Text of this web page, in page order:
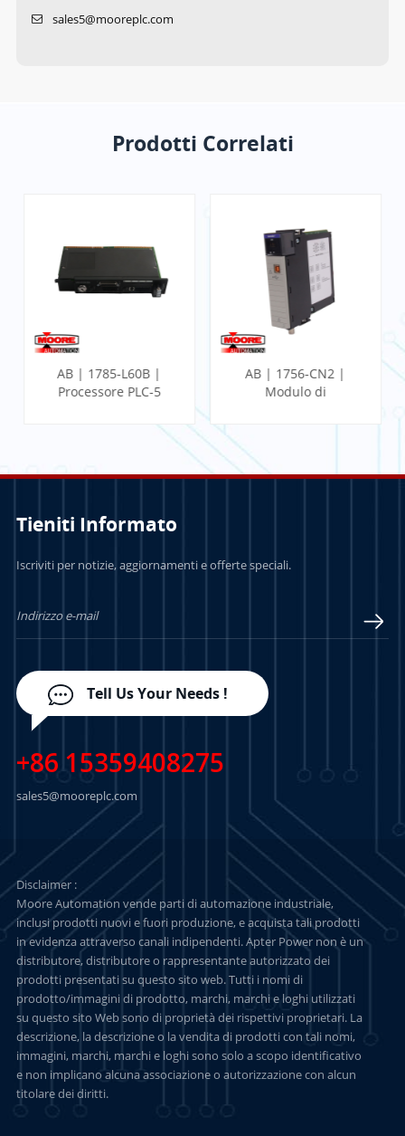
sales5@mooreplc.com
Prodotti Correlati
AB | 1785-L60B |
Processore PLC-5
AB | 1756-CN2 |
Modulo di
Tieniti Informato
Iscriviti per notizie, aggiornamenti e offerte speciali.
Tell Us Your Needs !
+86 15359408275
sales5@mooreplc.com
Disclaimer :
Moore Automation vende parti di automazione industriale,
inclusi prodotti nuovi e fuori produzione, e acquista tali prodotti
in evidenza attraverso canali indipendenti. Apter Power non è un
distributore, distributore o rappresentante autorizzato dei
prodotti presentati su questo sito web. Tutti i nomi di
prodotto/immagini di prodotto, marchi, marchi e loghi utilizzati
su questo sito Web sono di proprietà dei rispettivi proprietari. La
descrizione, la descrizione o la vendita di prodotti con tali nomi,
immagini, marchi, marchi e loghi sono solo a scopo identificativo
e non implicano alcuna associazione o autorizzazione con alcun
titolare dei diritti.